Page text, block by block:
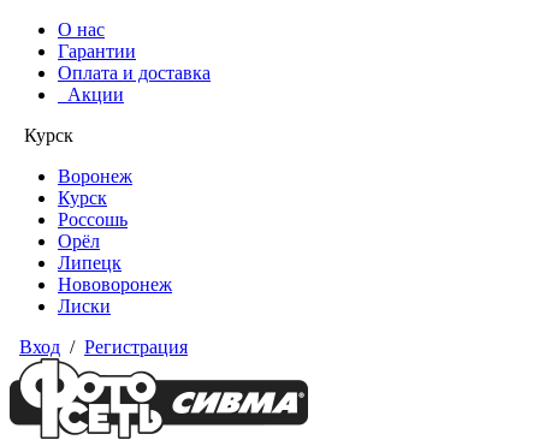
О нас
Гарантии
Оплата и доставка
Акции
Курск
Воронеж
Курск
Россошь
Орёл
Липецк
Нововоронеж
Лиски
Вход / Регистрация